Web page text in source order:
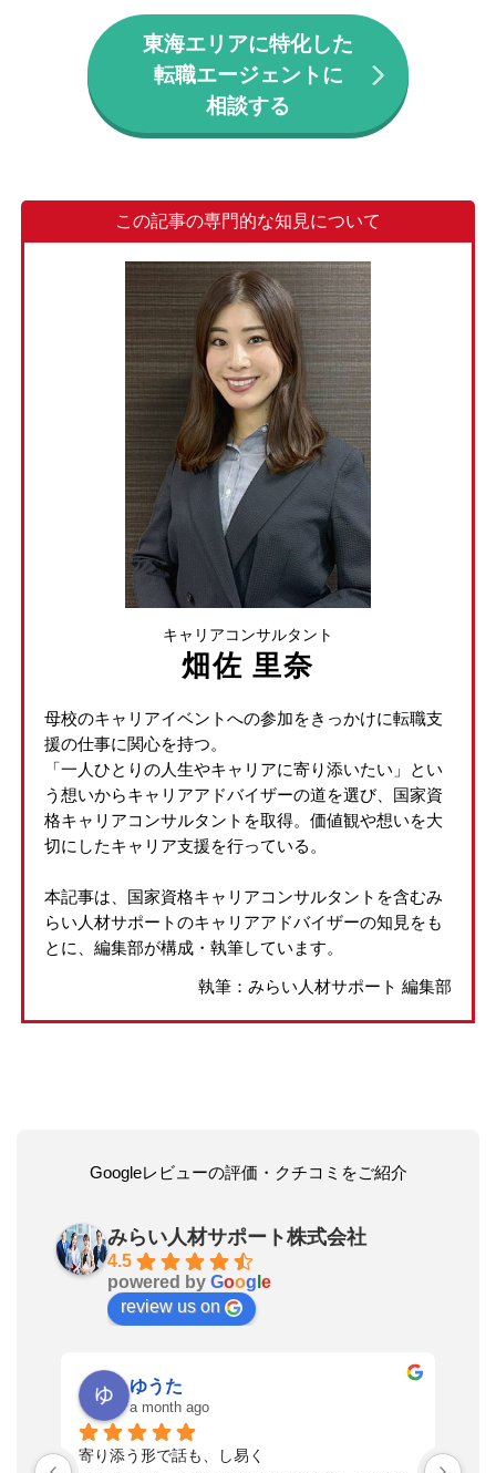
東海エリアに特化した
転職エージェントに
相談する
この記事の専門的な知見について
キャリアコンサルタント
畑佐 里奈
母校のキャリアイベントへの参加をきっかけに転職支
援の仕事に関心を持つ。
「一人ひとりの人生やキャリアに寄り添いたい」とい
う想いからキャリアアドバイザーの道を選び、国家資
格キャリアコンサルタントを取得。価値観や想いを大
切にしたキャリア支援を行っている。
本記事は、国家資格キャリアコンサルタントを含むみ
らい人材サポートのキャリアアドバイザーの知見をも
とに、編集部が構成・執筆しています。
執筆：みらい人材サポート 編集部
Googleレビューの評価・クチコミをご紹介
みらい人材サポート株式会社
4.5
powered by Goog e
review us on
ゆうた
a month ago
寄り添う形で話も、し易く